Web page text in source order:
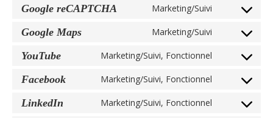
burst-
service
google-
Google reCAPTCHA Marketing/Suivi
Consent
service
google-
Google Maps Marketing/Suivi
Consent
service
google-
YouTube Marketing/Suivi, Fonctionnel
Consent
service
youtube
Facebook Marketing/Suivi, Fonctionnel
Consent
service
LinkedIn Marketing/Suivi, Fonctionnel
Consent